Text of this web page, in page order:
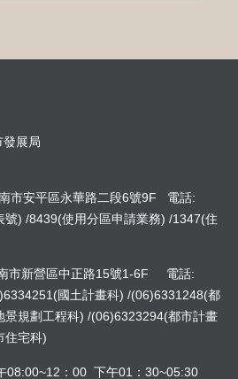
發展局
市安平區永華路二段6號9F 電話:
) /8439(使用分區申請業務) /1347(住
市新營區中正路15號1-6F 電話:
國土計畫科) /(06)6331248(都
規劃工程科) /(06)6323294(都市計畫
住宅科)
08:00~12：00 下午01：30~05:30